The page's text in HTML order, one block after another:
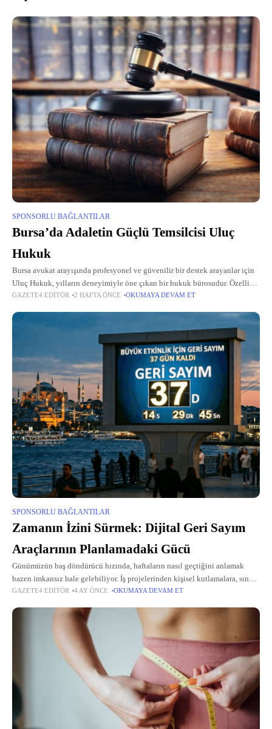
SPONSORLU BAĞLANTILAR
Bursa’da Adaletin Güçlü Temsilcisi Uluç
Hukuk
Bursa avukat arayışında profesyonel ve güvenilir bir destek arayanlar için
Uluç Hukuk, yılların deneyimiyle öne çıkan bir hukuk bürosudur. Özellikle
ceza davalarında uzmanlaşmış bursa ceza avukatı kadrosuyla
GAZETE4 EDITÖR 2 HAFTA ÖNCE OKUMAYA DEVAM ET
SPONSORLU BAĞLANTILAR
Zamanın İzini Sürmek: Dijital Geri Sayım
Araçlarının Planlamadaki Gücü
Günümüzün baş döndürücü hızında, haftaların nasıl geçtiğini anlamak
bazen imkansız hale gelebiliyor. İş projelerinden kişisel kutlamalara, sınav
tarihlerinden heyecanla beklenen tatillere kadar her önemli olay,
GAZETE4 EDITÖR 4 AY ÖNCE OKUMAYA DEVAM ET